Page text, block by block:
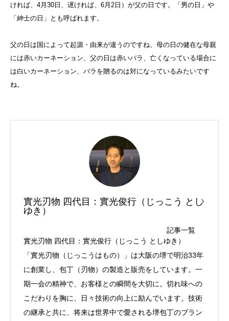
ければ、4月30日、遅ければ、6月2日）が父の日です。「男の日」や
「紳士の日」とも呼ばれます。
父の日は国によって起源・由来が違うのですね、母の日の健在な母親
には赤いカーネーション、父の日は赤いバラ、亡くなっている場合に
は白いカーネーション、バラを贈るのは対になっているみたいです
ね。
實光刃物 四代目：實光俊行（じっこう とし
ゆき）
記事一覧
實光刃物 四代目：實光俊行（じっこう としゆき）
「實光刃物（じっこうはもの）」は大阪の堺で明治33年
に創業し、包丁（刃物）の製造と販売をしています。一
期一会の精神で、お客様との瞬間を大切に。切れ味への
こだわりを胸に、日々技術の向上に励んでいます。技術
の継承と共に、将来は世界中で愛される堺包丁のブラン